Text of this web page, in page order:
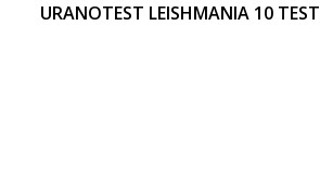
URANOTEST LEISHMANIA 10 TEST